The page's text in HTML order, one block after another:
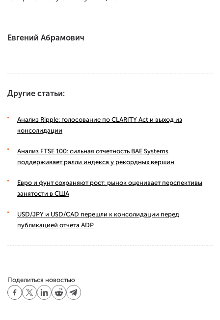
Евгений Абрамович
Другие статьи:
Анализ Ripple: голосование по CLARITY Act и выход из
консолидации
Анализ FTSE 100: сильная отчетность BAE Systems
поддерживает ралли индекса у рекордных вершин
Евро и фунт сохраняют рост: рынок оценивает перспективы
занятости в США
USD/JPY и USD/CAD перешли к консолидации перед
публикацией отчета ADP
Поделиться новостью